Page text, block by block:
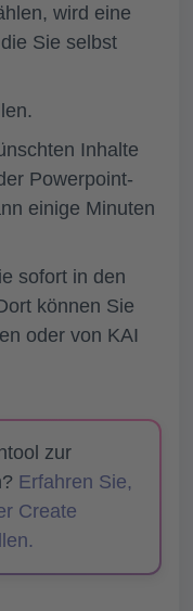
wird eine
Sie selbst
.
Inhalte
Powerpoint-
einige Minuten
sofort in den
können Sie
oder von KAI
zur
Erfahren Sie,
Create